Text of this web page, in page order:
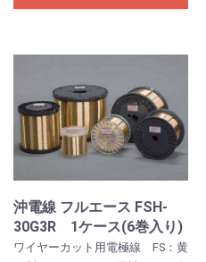
沖電線 フルエース FSH-
30G3R 1ケース(6巻入り)
ワイヤーカット用電極線 FS：黄